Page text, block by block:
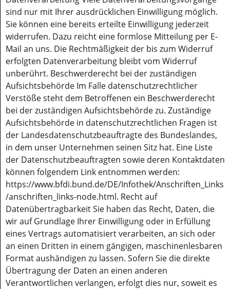
sind nur mit Ihrer ausdrücklichen Einwilligung möglich.
Sie können eine bereits erteilte Einwilligung jederzeit
widerrufen. Dazu reicht eine formlose Mitteilung per E-
Mail an uns. Die Rechtmäßigkeit der bis zum Widerruf
erfolgten Datenverarbeitung bleibt vom Widerruf
unberührt. Beschwerderecht bei der zuständigen
Aufsichtsbehörde Im Falle datenschutzrechtlicher
Verstöße steht dem Betroffenen ein Beschwerderecht
bei der zuständigen Aufsichtsbehörde zu. Zuständige
Aufsichtsbehörde in datenschutzrechtlichen Fragen ist
der Landesdatenschutzbeauftragte des Bundeslandes,
in dem unser Unternehmen seinen Sitz hat. Eine Liste
der Datenschutzbeauftragten sowie deren Kontaktdaten
können folgendem Link entnommen werden:
https://www.bfdi.bund.de/DE/Infothek/Anschriften_Links
/anschriften_links-node.html. Recht auf
Datenübertragbarkeit Sie haben das Recht, Daten, die
wir auf Grundlage Ihrer Einwilligung oder in Erfüllung
eines Vertrags automatisiert verarbeiten, an sich oder
an einen Dritten in einem gängigen, maschinenlesbaren
Format aushändigen zu lassen. Sofern Sie die direkte
Übertragung der Daten an einen anderen
Verantwortlichen verlangen, erfolgt dies nur, soweit es